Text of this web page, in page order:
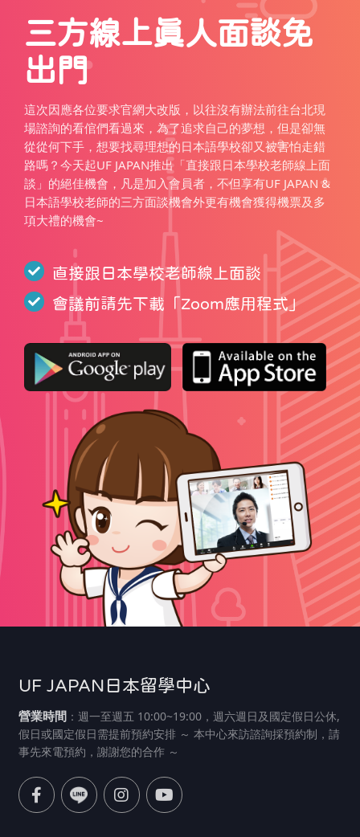
三方線上真人面談免
出門
這次因應各位要求官網大改版，以往沒有辦法前往台北現
場諮詢的看倌們看過來，為了追求自己的夢想，但是卻無
從從何下手，想要找尋理想的日本語學校卻又被害怕走錯
路嗎？今天起UF JAPAN推出「直接跟日本學校老師線上面
談」的絕佳機會，凡是加入會員者，不但享有UF JAPAN &
日本語學校老師的三方面談機會外更有機會獲得機票及多
項大禮的機會~
直接跟日本學校老師線上面談
會議前請先下載「Zoom應用程式」
UF JAPAN日本留學中心
營業時間：週一至週五 10:00~19:00，週六週日及國定假日公休,
假日或國定假日需提前預約安排 ～ 本中心來訪諮詢採預約制，請
事先來電預約，謝謝您的合作 ～